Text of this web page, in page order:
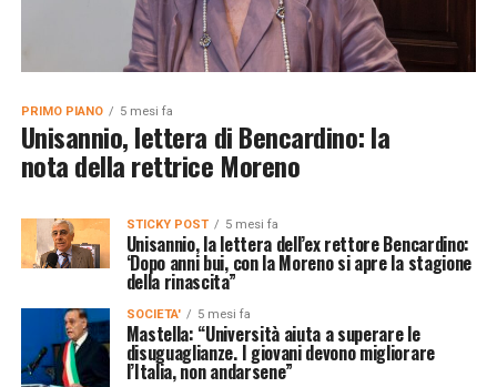
PRIMO PIANO 5 mesi fa
Unisannio, lettera di Bencardino: la
nota della rettrice Moreno
STICKY POST 5 mesi fa
Unisannio, la lettera dell’ex rettore Bencardino:
‘Dopo anni bui, con la Moreno si apre la stagione
della rinascita”
SOCIETA' 5 mesi fa
Mastella: “Università aiuta a superare le
disuguaglianze. I giovani devono migliorare
l’Italia, non andarsene”